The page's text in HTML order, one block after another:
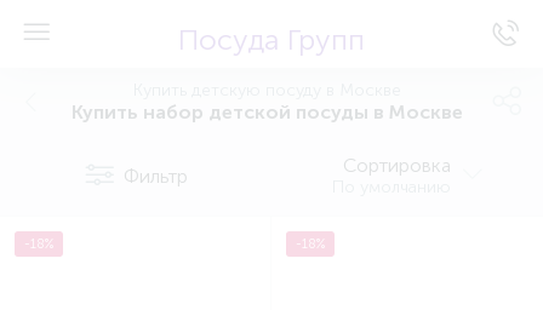
Посуда Групп
Купить набор детской посуды в Москве
Фильтр Сортировка
-18% -18%